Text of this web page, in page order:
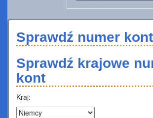
Sprawdź numer
Sprawdź krajowe
kont
Kraj: